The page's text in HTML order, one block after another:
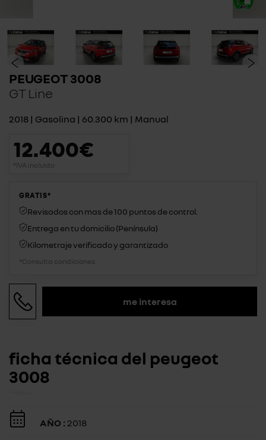
PEUGEOT 3008
GT Line
2018 | Gasolina | 60.300 km | Manual
12.400€
*IVA incluido
GRATIS*
Revisados con mas de 100 puntos de control.
Entrega en tu domicilio (Península)
Kilometraje verificado y garantizado
*Consulta condiciones.
me interesa
ficha técnica del peugeot
3008
AÑO : 2018